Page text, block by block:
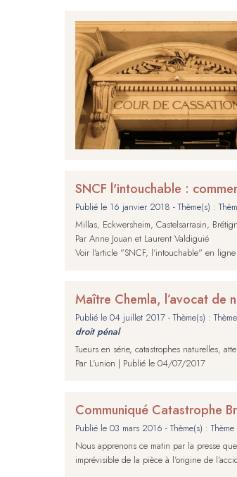
SNCF l'intouchable :
Publié le 16 janvier 2018 - Thème(s) :
Millas, Eckwersheim, Castelsarrasin,
Par Anne Jouan et Laurent Valdiguié
Voir l'article "SNCF, l'intouchable" en
Maître Chemla, l’avocat de
Publié le 04 juillet 2017 - Thème(s) :
droit pénal
Tueurs en série, catastrophes naturelles,
Par L'union | Publié le 04/07/2017
Communiqué Catastrophe
Publié le 03 mars 2016 - Thème(s) : Thème
Nous apprenons ce matin par la presse
imprévisible de la pièce à l’origine de